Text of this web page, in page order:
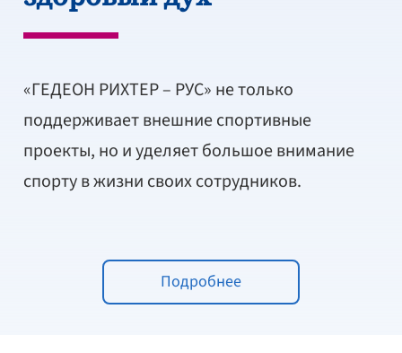
«ГЕДЕОН РИХТЕР – РУС» не только
поддерживает внешние спортивные
проекты, но и уделяет большое внимание
спорту в жизни своих сотрудников.
Подробнее